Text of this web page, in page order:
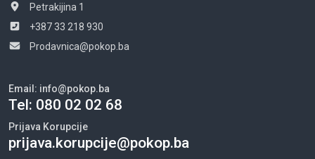
Petrakijina 1
+387 33 218 930
Prodavnica@pokop.ba
Email: info@pokop.ba
Tel: 080 02 02 68
Prijava Korupcije
prijava.korupcije@pokop.ba